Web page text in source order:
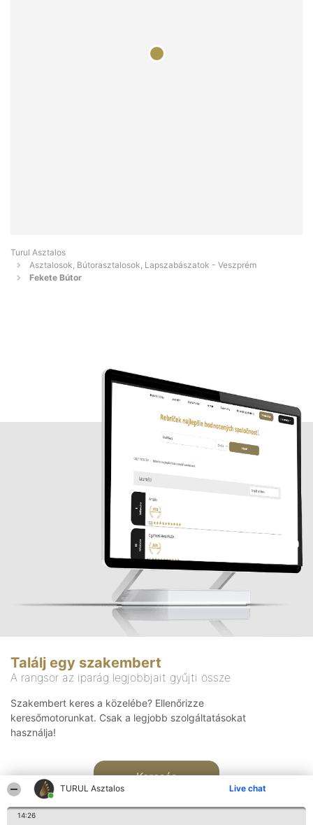
TURUL Asztalos Live chat
14:26
Turul Asztalos
Asztalosok, Bútorasztalosok, Lapszabászatok - Veszprém
Fekete Bútor
Találj egy szakembert
A rangsor az iparág legjobbjait gyűjti össze
Szakembert keres a közelébe? Ellenőrizze
keresőmotorunkat. Csak a legjobb szolgáltatásokat
használja!
Keresés